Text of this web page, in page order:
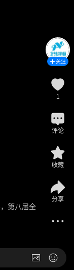
第八届全
关注
1
评论
收藏
分享